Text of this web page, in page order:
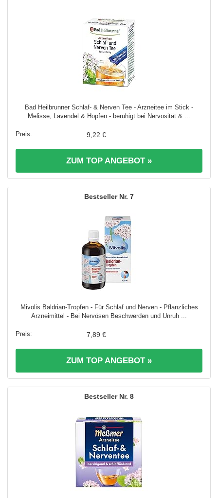
Bad Heilbrunner Schlaf- & Nerven Tee - Arzneitee im Stick -
Melisse, Lavendel & Hopfen - beruhigt bei Nervosität & ...
9,22 €
ZUM TOP ANGEBOT »
7
Mivolis Baldrian-Tropfen - Für Schlaf und Nerven - Pflanzliches
Arzneimittel - Bei Nervösen Beschwerden und Unruh ...
7,89 €
ZUM TOP ANGEBOT »
8